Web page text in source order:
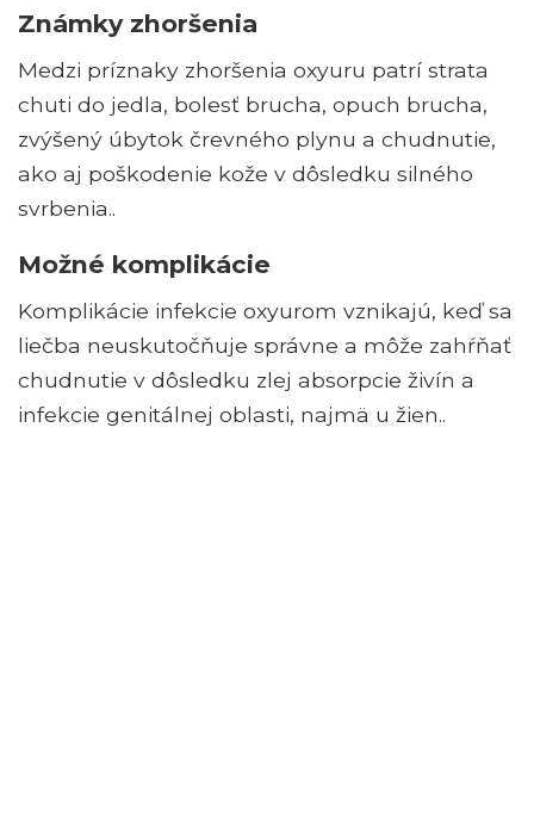
Známky zhoršenia
Medzi príznaky zhoršenia oxyuru patrí strata
chuti do jedla, bolesť brucha, opuch brucha,
zvýšený úbytok črevného plynu a chudnutie,
ako aj poškodenie kože v dôsledku silného
svrbenia..
Možné komplikácie
Komplikácie infekcie oxyurom vznikajú, keď sa
liečba neuskutočňuje správne a môže zahŕňať
chudnutie v dôsledku zlej absorpcie živín a
infekcie genitálnej oblasti, najmä u žien..